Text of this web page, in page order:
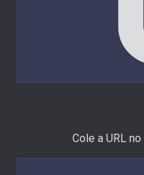
Cole a URL